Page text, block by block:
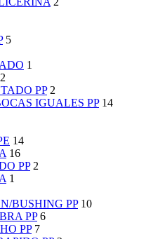
5
1
2
PP 2
IGUALES PP 14
14
16
PP 2
1
BUSHING PP 10
PP 6
PP 7